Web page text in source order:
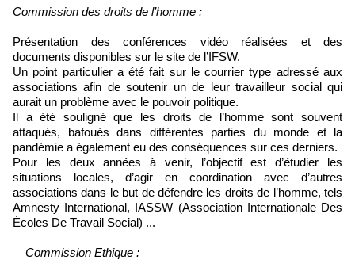
Commission des droits de l’homme :
Présentation des conférences vidéo réalisées et des
documents disponibles sur le site de l’IFSW.
Un point particulier a été fait sur le courrier type adressé aux
associations afin de soutenir un de leur travailleur social qui
aurait un problème avec le pouvoir politique.
Il a été souligné que les droits de l’homme sont souvent
attaqués, bafoués dans différentes parties du monde et la
pandémie a également eu des conséquences sur ces derniers.
Pour les deux années à venir, l’objectif est d’étudier les
situations locales, d’agir en coordination avec d’autres
associations dans le but de défendre les droits de l’homme, tels
Amnesty International, IASSW (Association Internationale Des
Écoles De Travail Social) ...
Commission Ethique :